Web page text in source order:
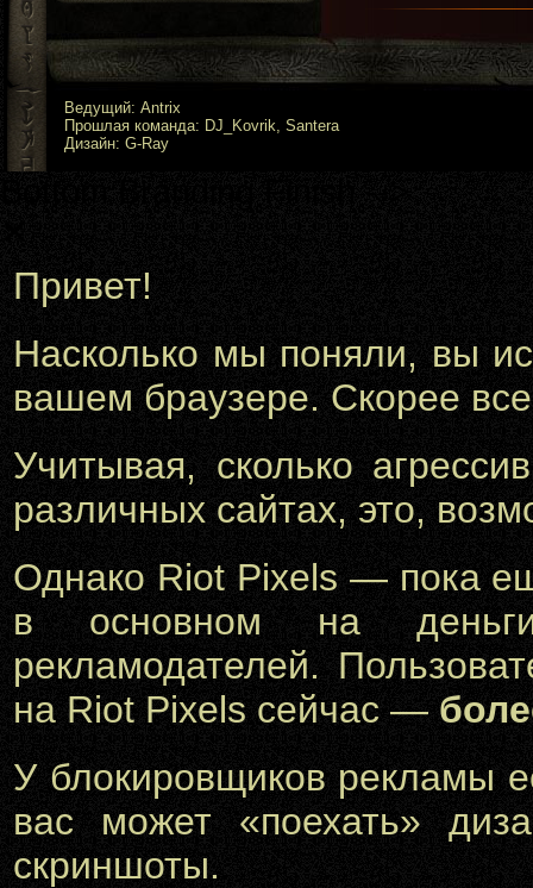
Ведущий: Antrix
Прошлая команда: DJ_Kovrik, Santera
Дизайн: G-Ray
Привет!
Насколько мы поняли, вы
вашем браузере. Скорее
Учитывая, сколько
различных сайтах, это,
Однако Riot Pixels — пока
в основном на
рекламодателей.
на Riot Pixels сейчас —
У блокировщиков рекламы
вас может «поехать»
скриншоты.